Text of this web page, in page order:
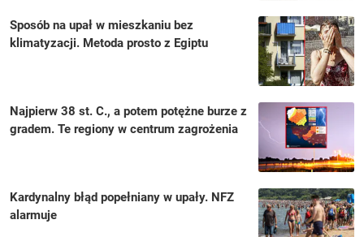
Sposób na upał w mieszkaniu bez
klimatyzacji. Metoda prosto z Egiptu
Najpierw 38 st. C., a potem potężne burze z
gradem. Te regiony w centrum zagrożenia
Kardynalny błąd popełniany w upały. NFZ
alarmuje